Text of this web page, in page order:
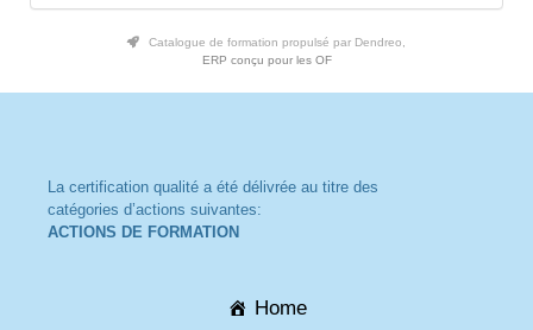
Catalogue de formation propulsé par Dendreo,
ERP conçu pour les OF
La certification qualité a été délivrée au titre des
catégories d’actions suivantes:
ACTIONS DE FORMATION
Home